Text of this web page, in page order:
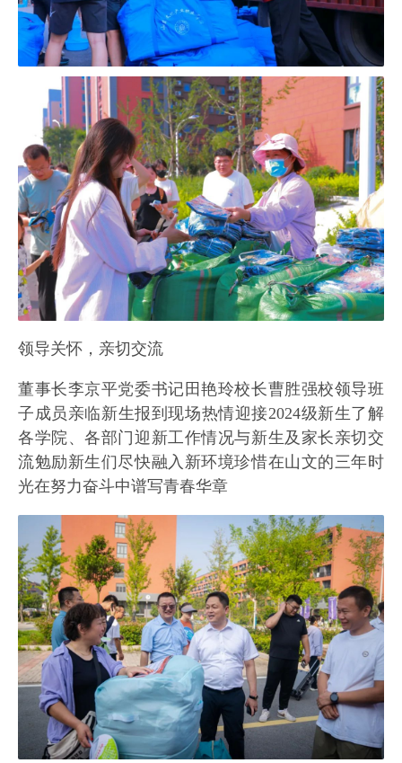
领导关怀，亲切交流
董事长李京平党委书记田艳玲校长曹胜强校领导班
子成员亲临新生报到现场热情迎接2024级新生了解
各学院、各部门迎新工作情况与新生及家长亲切交
流勉励新生们尽快融入新环境珍惜在山文的三年时
光在努力奋斗中谱写青春华章